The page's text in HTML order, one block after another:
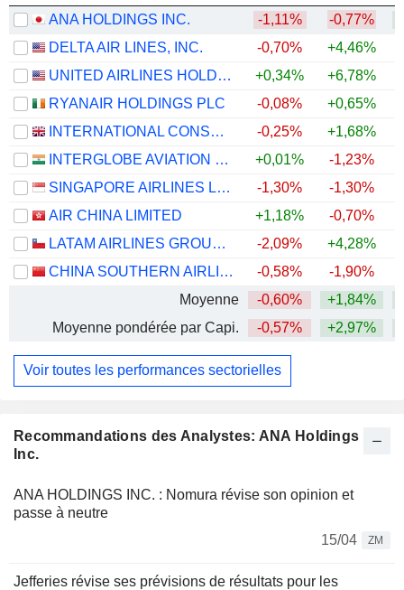
Recommandations des Analystes: ANA Holdings
Inc.
ANA HOLDINGS INC. : Nomura révise son opinion et
passe à neutre
15/04
ZM
Jefferies révise ses prévisions de résultats pour les
ANA HOLDINGS INC. -1,11% -0,77%
DELTA AIR LINES, INC.
-0,70% +4,46%
UNITED AIRLINES HOLDINGS, INC.
+0,34% +6,78%
RYANAIR HOLDINGS PLC
-0,08% +0,65%
INTERNATIONAL CONSOLIDATED AIRLINES GROUP, S.A.
-0,25% +1,68%
INTERGLOBE AVIATION LIMITED
+0,01% -1,23%
SINGAPORE AIRLINES LIMITED
-1,30% -1,30%
AIR CHINA LIMITED
+1,18% -0,70%
LATAM AIRLINES GROUP S.A.
-2,09% +4,28%
CHINA SOUTHERN AIRLINES COMPANY LIMITED
-0,58% -1,90%
Moyenne
-0,60% +1,84%
Moyenne pondérée par Capi.
-0,57% +2,97%
Voir toutes les performances sectorielles